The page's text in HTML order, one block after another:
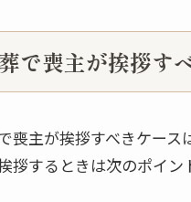
で喪主が挨拶す
喪主が挨拶すべきケース
拶するときは次のポイン